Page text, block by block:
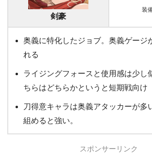
剣豪
装
奥義に特化したジョブ。奥義ゲージ
れる
ライジングフォースと使用感は少し
ちらはどちらかというと短期戦向け
刀得意キャラは奥義アタッカーが多
組めると強い。
スポンサーリンク